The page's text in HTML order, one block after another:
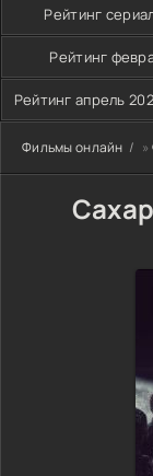
Рейтинг
Рейтинг
Рейтинг апрель
Фильмы онлайн »